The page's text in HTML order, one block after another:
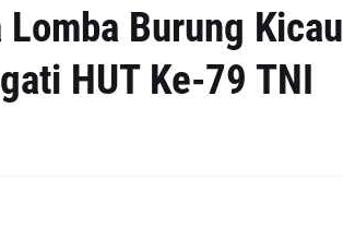
Burung Kicau
HUT Ke-79 TNI